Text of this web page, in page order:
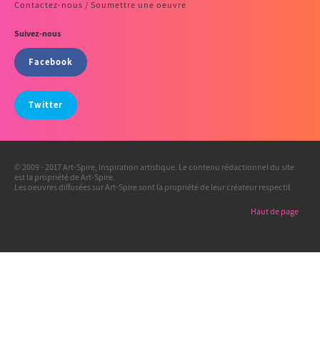
Contactez-nous / Soumettre une oeuvre
Suivez-nous
Facebook
Twitter
© 2009 - 2017 Art-Spire, Inspiration artistique. Le contenu rédactionnel du site
est la propriété de Art-Spire.
Les oeuvres diffusées sur Art-Spire sont la propriété de leur créateur respectif.
Haut de page